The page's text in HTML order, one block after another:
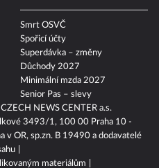
CZECH NEWS CENTER a.s.
3493/1, 100 00 Praha 10 -
v OR, sp.zn. B 19490 a dodavatelé
materiálům
Smrt OSVČ
Spořicí účty
Superdávka – změny
Důchody 2027
Minimální mzda 2027
Senior Pas – slevy